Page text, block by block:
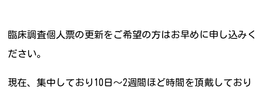
臨床調査個人票の更新をご希望の方はお早めに申し込みく
ださい。
現在、集中しており10日～2週間ほど時間を頂戴しており